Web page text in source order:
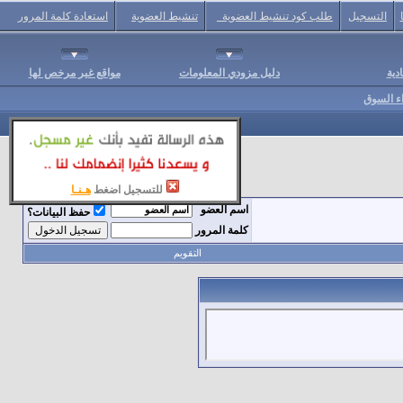
للتسجيل اضغط هـنـا
التسجيل طلب كود تنشيط العضوية تنشيط العضوية استعادة كلمة المرور
دليل مزودي المعلومات مواقع غير مرخص لها
السوق
اسم العضو
حفظ البيانات؟
كلمة المرور
التقويم